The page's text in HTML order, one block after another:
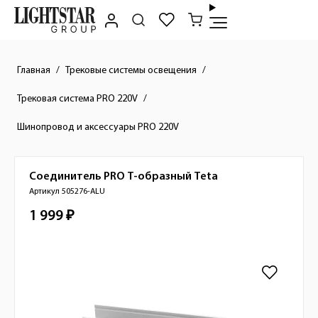
Главная Трековые системы освещения
Трековая система PRO 220V
Шинопровод и аксессуары PRO 220V
Краткое описание товара
Соединитель PRO Т-образный Teta
Артикул 505276-ALU
Стоимость товара
1 999 ₽